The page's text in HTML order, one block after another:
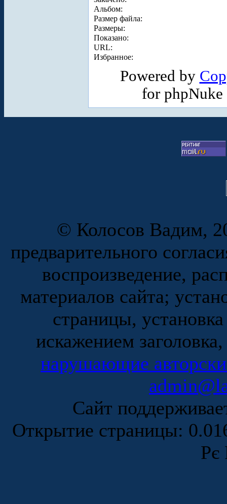
Альбом:
Размер файла:
Размеры:
Показано:
URL:
Избранное:
Powered by
for
© Колосов Вадим,
предварительного
воспроизведение,
материалов сайта;
страницы,
искажением
нарушающие
Сайт
Открытие страницы:
Рє